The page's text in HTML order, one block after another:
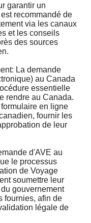
garantir un
recommandé de
via les canaux
et les conseils
des sources
La demande
au Canada
essentielle
rendre au Canada.
en ligne
fournir les
de leur
d'AVE au
le processus
de Voyage
soumettre leur
gouvernement
fournies, afin de
légale de